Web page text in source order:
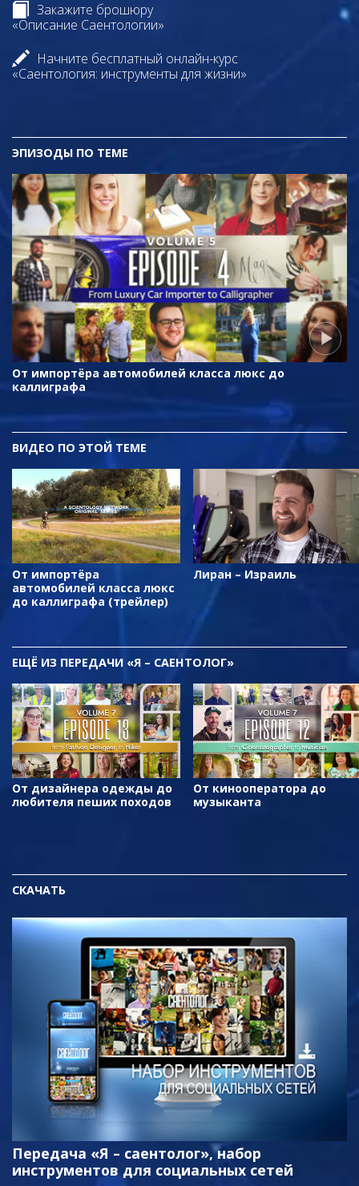
Закажите брошюру
«Описание Саентологии»
Начните бесплатный онлайн-курс
«Саентология: инструменты для жизни»
ЭПИЗОДЫ ПО ТЕМЕ
От импортёра автомобилей класса люкс до
каллиграфа
ВИДЕО ПО ЭТОЙ ТЕМЕ
От импортёра
автомобилей класса люкс
до каллиграфа (трейлер)
Лиран – Израиль
ЕЩЁ ИЗ ПЕРЕДАЧИ «Я – САЕНТОЛОГ»
От дизайнера одежды до
любителя пеших походов
От кинооператора до
музыканта
СКАЧАТЬ
Передача «Я – саентолог», набор
инструментов для социальных сетей